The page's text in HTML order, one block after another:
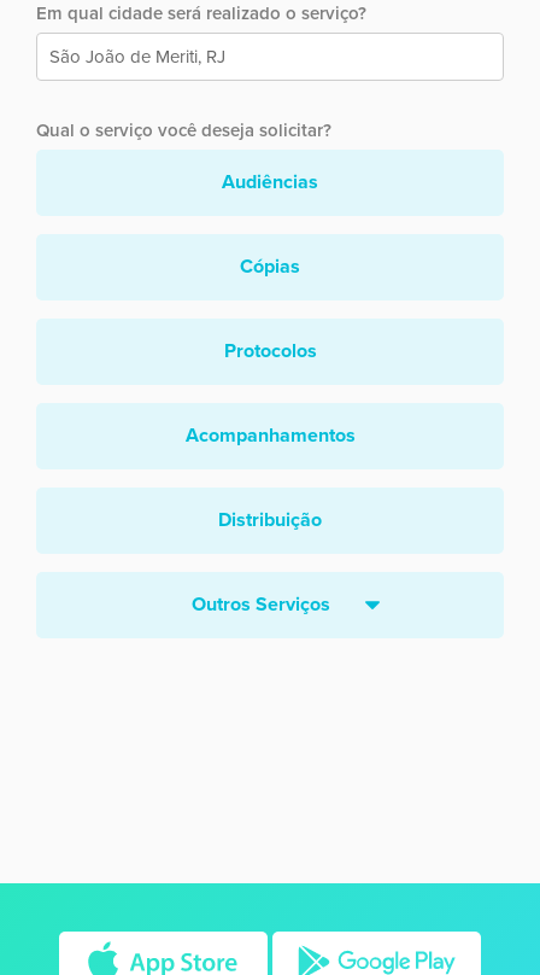
Em qual cidade será realizado o serviço?
Qual o serviço você deseja solicitar?
Audiências
Cópias
Protocolos
Acompanhamentos
Distribuição
Outros Serviços